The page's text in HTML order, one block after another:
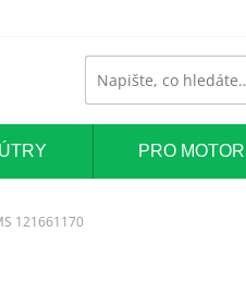
PRO
121661170